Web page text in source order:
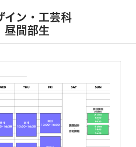
イン・工芸科
昼間部生